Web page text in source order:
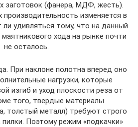
заготовок (фанера, МДФ, жесть).
изменяется в
ли удивляться тому, что на данный
хода на рынке почти
не осталось.
При наклоне полотна вперед оно
нагрузки, которые
изгиб и уход плоскости реза от
того, твердые материалы
толстый металл) требуют строго
пилки. Поэтому режим «подкачки»